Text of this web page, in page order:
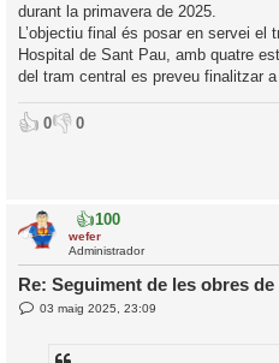
durant la primavera de 2025.
L’objectiu final és posar en servei el
Hospital de Sant Pau, amb quatre
del tram central es preveu finalitzar a
👍 0👎 0
👍100
wefer
Administrador
Re: Seguiment de les obres de
E03 maig 2025, 23:09